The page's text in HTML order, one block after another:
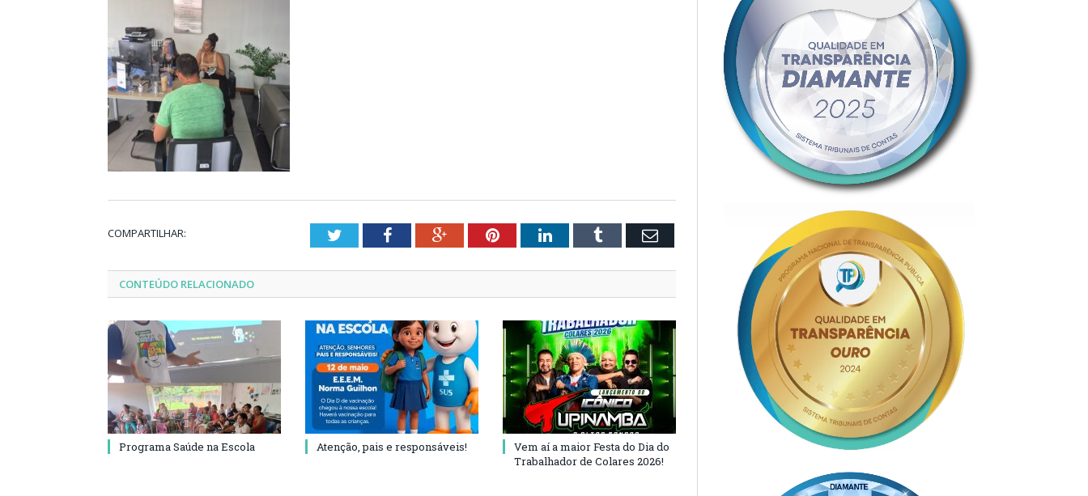
COMPARTILHAR: TwitterFacebookGoogle+PinterestLinkedInTumblr Email
CONTEÚDO RELACIONADO
Programa Saúde na Escola Atenção, pais e responsáveis!
Vem aí a maior Festa do Dia do
Trabalhador de Colares 2026!